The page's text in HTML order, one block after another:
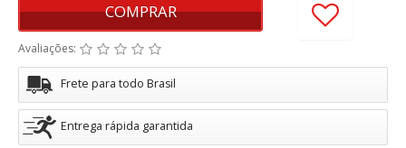
COMPRAR
Avaliações:
Frete para todo Brasil
Entrega rápida garantida